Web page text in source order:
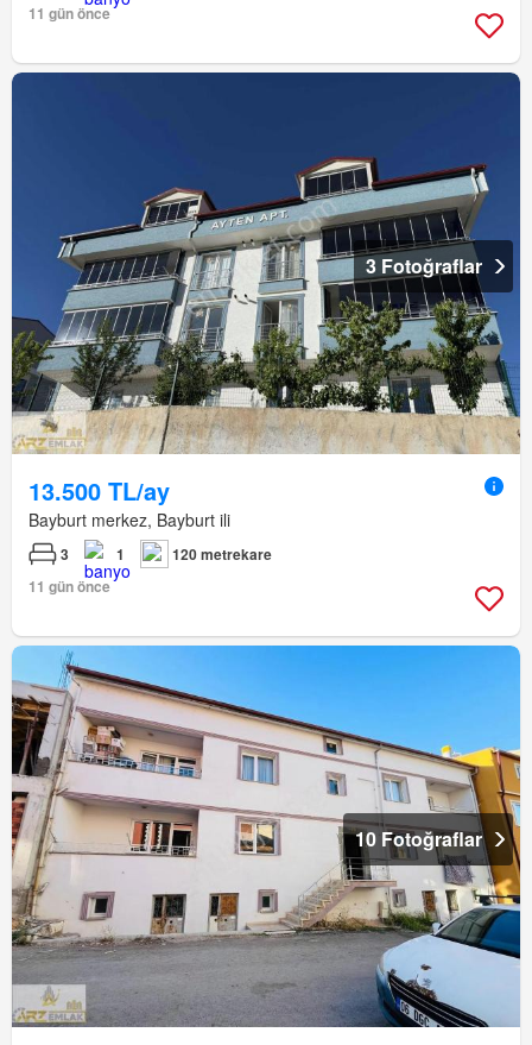
11 gün önce
3 Fotoğraflar
13.500 TL/ay
Bayburt merkez, Bayburt ili
3 1
120 metrekare
11 gün önce
10 Fotoğraflar